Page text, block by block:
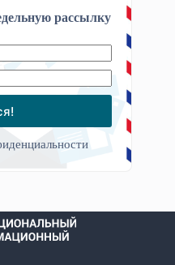
рассылку